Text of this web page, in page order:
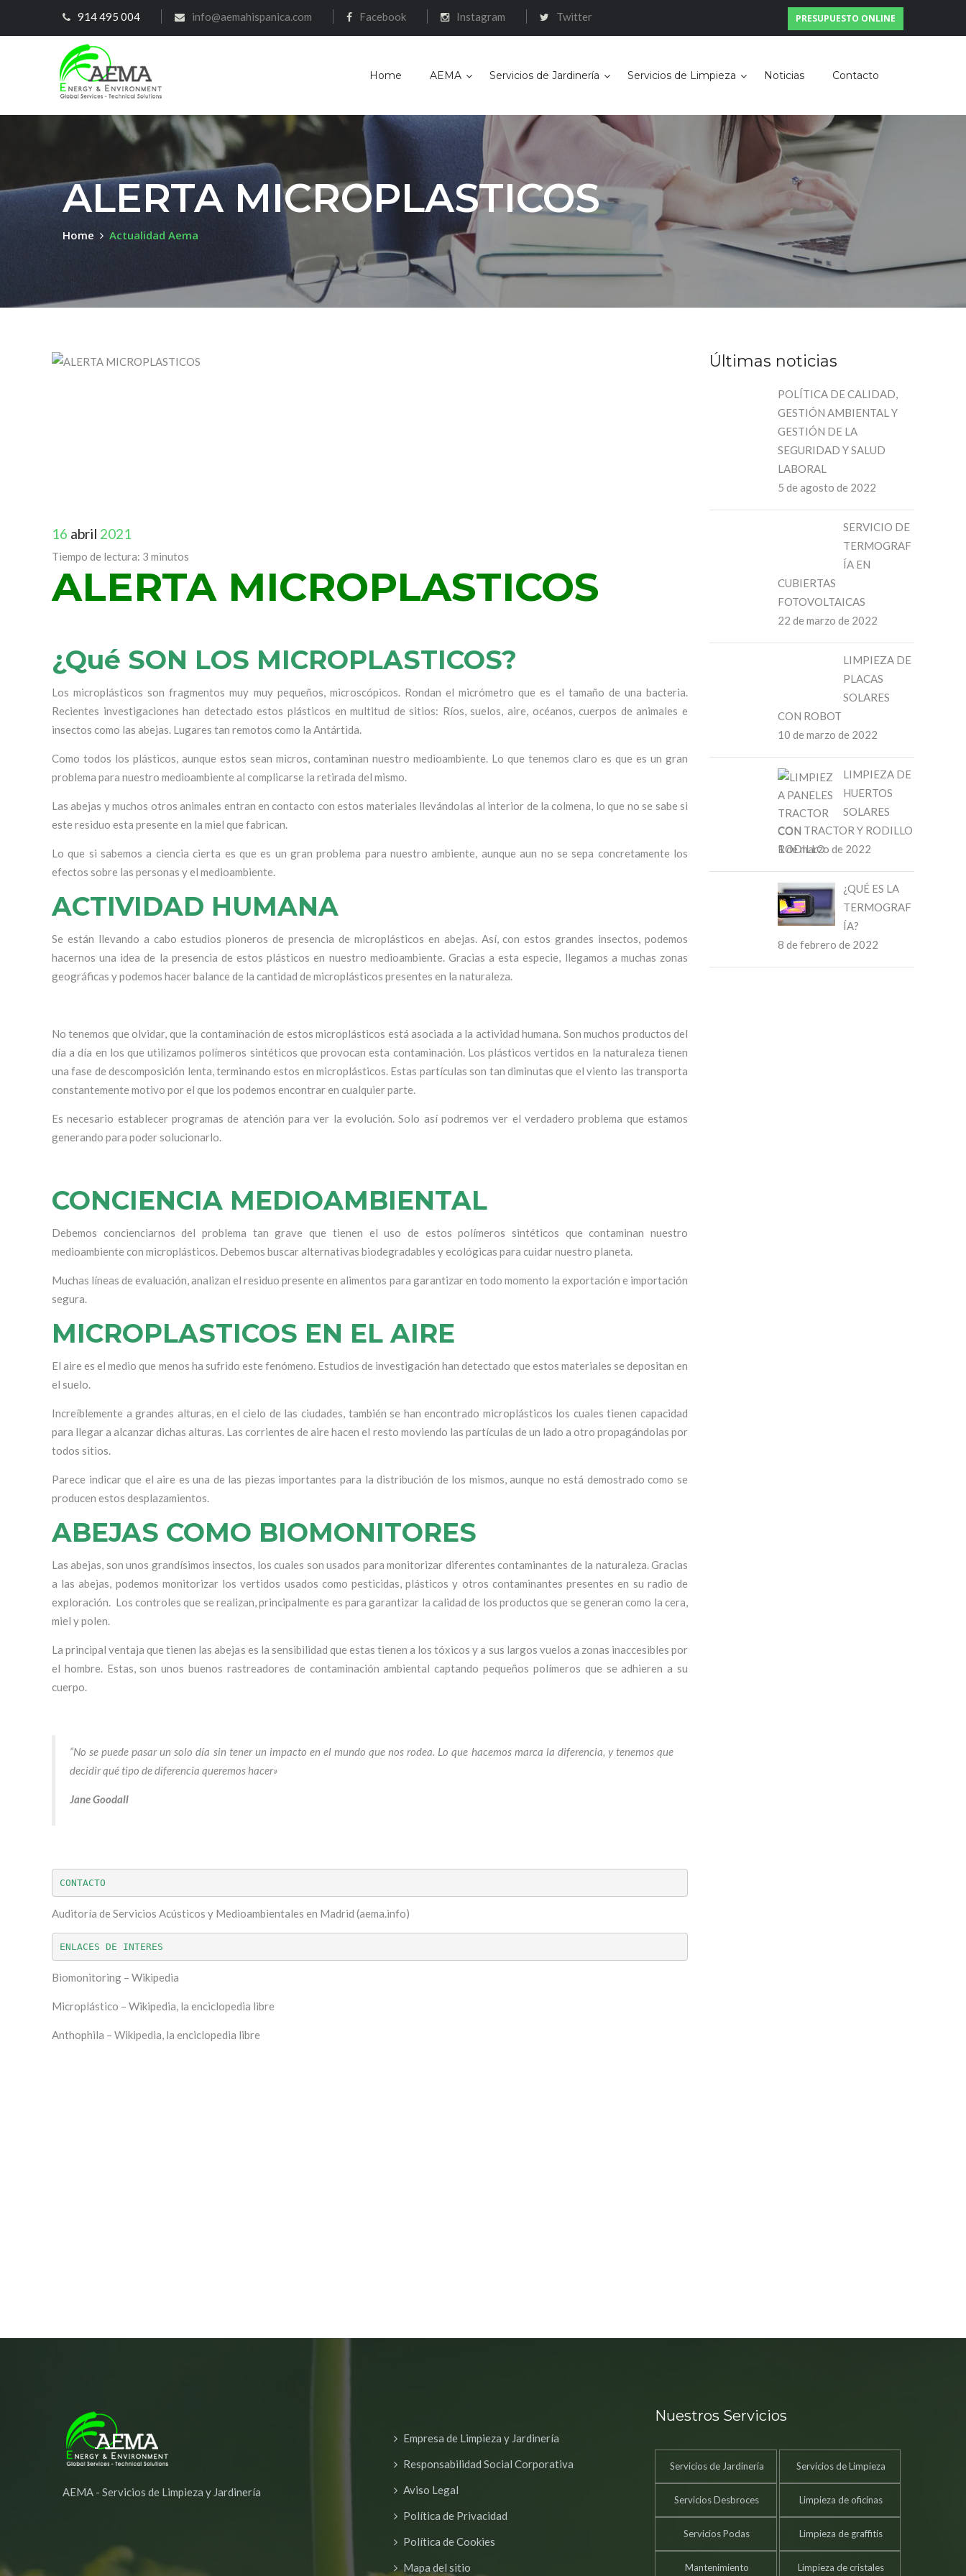
914 495 004 info@aemahispanica.com Facebook Instagram Twitter PRESUPUESTO ONLINE
Home AEMA Servicios de Jardinería Servicios de Limpieza Noticias Contacto
ALERTA MICROPLASTICOS
Home Actualidad Aema
16 abril 2021
Tiempo de lectura: 3 minutos
ALERTA MICROPLASTICOS
¿Qué SON LOS MICROPLASTICOS?
Los microplásticos son fragmentos muy muy pequeños, microscópicos. Rondan el micrómetro que es el tamaño de una bacteria.
Recientes investigaciones han detectado estos plásticos en multitud de sitios: Ríos, suelos, aire, océanos, cuerpos de animales e
insectos como las abejas. Lugares tan remotos como la Antártida.
Como todos los plásticos, aunque estos sean micros, contaminan nuestro medioambiente. Lo que tenemos claro es que es un gran
problema para nuestro medioambiente al complicarse la retirada del mismo.
Las abejas y muchos otros animales entran en contacto con estos materiales llevándolas al interior de la colmena, lo que no se sabe si
este residuo esta presente en la miel que fabrican.
Lo que si sabemos a ciencia cierta es que es un gran problema paranuestro ambiente, aunque aun no se sepa concretamente los
efectos sobre las personas y el medioambiente.
ACTIVIDAD HUMANA
Se están llevando a cabo estudios pioneros de presencia de microplásticos en abejas. Así, con estos grandes insectos, podemos
hacernos una idea de la presencia de estos plásticos en nuestro medioambiente. Gracias a esta especie, llegamos a muchas zonas
geográficas y podemos hacer balance de la cantidad de microplásticos presentes en la naturaleza.
No tenemos que olvidar, que la contaminación de estos microplásticos está asociada a la actividad humana. Son muchos productos del
día a día en los que utilizamos polímeros sintéticos que provocan esta contaminación. Los plásticos vertidos en la naturaleza tienen
una fase de descomposición lenta, terminando estos en microplásticos. Estas partículas son tan diminutas que el viento las transporta
constantemente motivo por el que los podemos encontrar en cualquier parte.
Es necesario establecer programas de atención para ver la evolución. Solo así podremos ver el verdadero problema que estamos
generando para poder solucionarlo.
CONCIENCIA MEDIOAMBIENTAL
Debemos concienciarnos del problema tan grave que tienen el uso de estos polímeros sintéticos que contaminan nuestro
medioambiente con microplásticos. Debemos buscar alternativas biodegradables y ecológicas para cuidar nuestro planeta.
Muchas líneas de evaluación, analizan el residuo presente en alimentos para garantizar en todo momento la exportación e importación
segura.
MICROPLASTICOS EN EL AIRE
El aire es el medio que menos ha sufrido este fenómeno. Estudios de investigación han detectado que estos materiales se depositan en
el suelo.
Increíblemente a grandes alturas, en el cielo de las ciudades, también se han encontrado microplásticos los cuales tienen capacidad
para llegar a alcanzar dichas alturas. Las corrientes de aire hacen el resto moviendo las partículas de un lado a otro propagándolas por
todos sitios.
Parece indicar que el aire es una de las piezas importantes para la distribución de los mismos, aunque no está demostrado como se
producen estos desplazamientos.
ABEJAS COMO BIOMONITORES
Las abejas, son unos grandísimos insectos, los cuales son usados para monitorizar diferentes contaminantes de la naturaleza. Gracias
a las abejas, podemos monitorizar los vertidos usados como pesticidas, plásticos y otros contaminantes presentes en su radio de
exploración. Los controles que se realizan, principalmente es para garantizar la calidad de los productos que se generan como la cera,
miel y polen.
La principal ventaja que tienen las abejas es la sensibilidad que estas tienen a los tóxicos y a sus largos vuelos a zonas inaccesibles por
el hombre. Estas, son unos buenos rastreadores de contaminación ambiental captando pequeños polímeros que se adhieren a su
cuerpo.
“No se puede pasar un solo día sin tener un impacto en el mundo que nos rodea. Lo que hacemos marca la diferencia, y tenemos que
decidir qué tipo de diferencia queremos hacer»
Jane Goodall
CONTACTO
Auditoría de Servicios Acústicos y Medioambientales en Madrid (aema.info)
ENLACES DE INTERES
Biomonitoring – Wikipedia
Microplástico – Wikipedia, la enciclopedia libre
Anthophila – Wikipedia, la enciclopedia libre
Últimas noticias
POLÍTICA DE CALIDAD,
GESTIÓN AMBIENTAL Y
GESTIÓN DE LA
SEGURIDAD Y SALUD
LABORAL
5 de agosto de 2022
SERVICIO DE
TERMOGRAF
ÍA EN
CUBIERTAS
FOTOVOLTAICAS
22 de marzo de 2022
LIMPIEZA DE
PLACAS
SOLARES
CON ROBOT
10 de marzo de 2022
LIMPIEZA DE
HUERTOS
SOLARES
CON TRACTOR Y RODILLO
1 de marzo de 2022
¿QUÉ ES LA
TERMOGRAF
ÍA?
8 de febrero de 2022
AEMA - Servicios de Limpieza y Jardinería
Empresa de Limpieza y Jardinería
Responsabilidad Social Corporativa
Aviso Legal
Política de Privacidad
Política de Cookies
Mapa del sitio
Nuestros Servicios
Servicios de Jardinería Servicios de Limpieza
Servicios Desbroces Limpieza de oficinas
Servicios Podas Limpieza de graffitis
Mantenimiento Limpieza de cristales